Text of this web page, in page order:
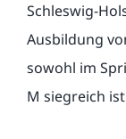
Schleswig-
Ausbildung
sowohl im
M siegreich